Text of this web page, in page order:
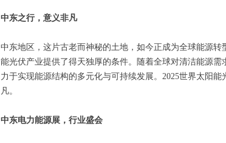
中东之行，意义非凡
中东地区，这片古老而神秘的土地，如今正成为全球能源
能光伏产业提供了得天独厚的条件。随着全球对清洁能源
力于实现能源结构的多元化与可持续发展。2025世界太阳
凡。
中东电力能源展，行业盛会